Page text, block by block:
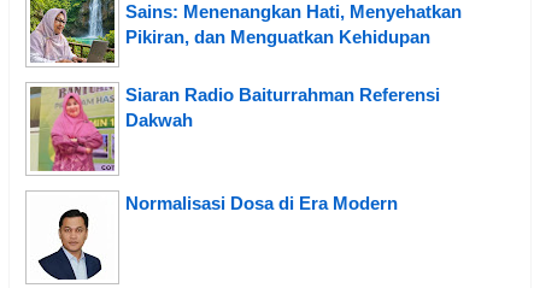
Sains: Menenangkan Hati, Menyehatkan
Pikiran, dan Menguatkan Kehidupan
Siaran Radio Baiturrahman Referensi
Dakwah
Normalisasi Dosa di Era Modern